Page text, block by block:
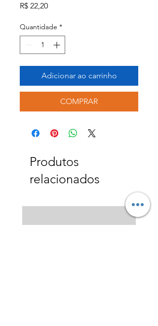
R$ 22,20Preço
Quantidade *
Adicionar ao carrinho
COMPRAR
Produtos
relacionados